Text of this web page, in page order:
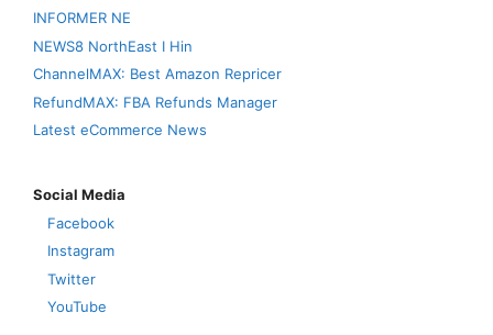
INFORMER NE
NEWS8 NorthEast I Hin
ChannelMAX: Best Amazon Repricer
RefundMAX: FBA Refunds Manager
Latest eCommerce News
Social Media
Facebook
Instagram
Twitter
YouTube